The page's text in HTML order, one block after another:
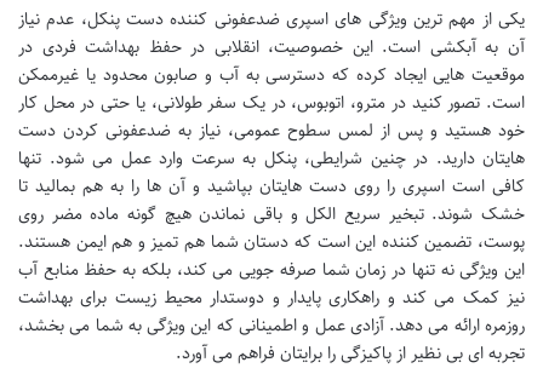
یکی از مهم ترین ویژگی های اسپری ضدعفونی کننده دست پنکل، عدم نیاز
آن به آبکشی است. این خصوصیت، انقلابی در حفظ بهداشت فردی در
موقعیت هایی ایجاد کرده که دسترسی به آب و صابون محدود یا غیرممکن
است. تصور کنید در مترو، اتوبوس، در یک سفر طولانی، یا حتی در محل کار
خود هستید و پس از لمس سطوح عمومی، نیاز به ضدعفونی کردن دست
هایتان دارید. در چنین شرایطی، پنکل به سرعت وارد عمل می شود. تنها
کافی است اسپری را روی دست هایتان بپاشید و آن ها را به هم بمالید تا
خشک شوند. تبخیر سریع الکل و باقی نماندن هیچ گونه ماده مضر روی
پوست، تضمین کننده این است که دستان شما هم تمیز و هم ایمن هستند.
این ویژگی نه تنها در زمان شما صرفه جویی می کند، بلکه به حفظ منابع آب
نیز کمک می کند و راهکاری پایدار و دوستدار محیط زیست برای بهداشت
روزمره ارائه می دهد. آزادی عمل و اطمینانی که این ویژگی به شما می بخشد،
تجربه ای بی نظیر از پاکیزگی را برایتان فراهم می آورد.